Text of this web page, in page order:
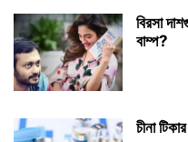
বিরসা
বাম্প?
চীনা